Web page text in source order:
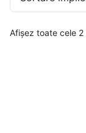
Afișez toate cele